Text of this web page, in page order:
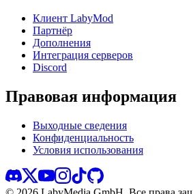
Клиент LabyMod
Партнёр
Дополнения
Интеграция серверов
Discord
Правовая информация
Выходные сведения
Конфиденциальность
Условия использования